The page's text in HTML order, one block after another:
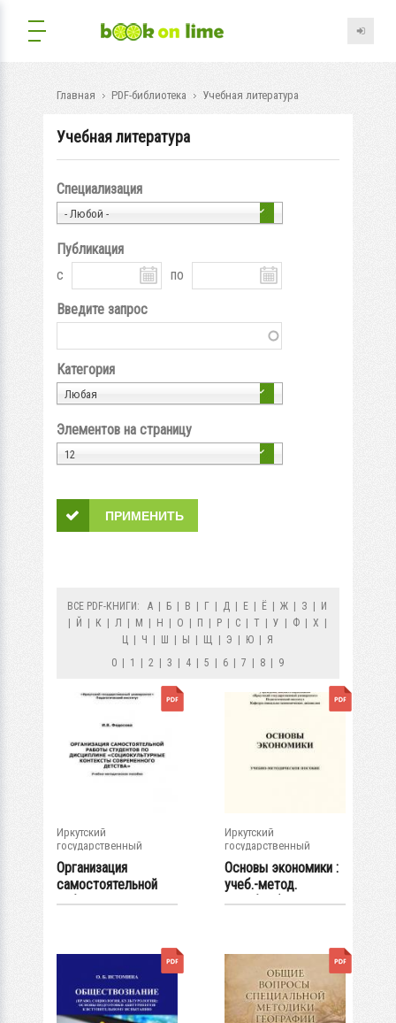
Главная PDF-библиотека Учебная литература
Учебная литература
Специализация
- Любой -
Публикация
с
по
Введите запрос
Категория
Любая
Элементов на страницу
12
ВСЕ PDF-КНИГИ: А Б В Г Д Е Ё Ж З
И
Й К Л М Н О П Р С Т У Ф Х
Ц
Ч Ш Ы Щ Э Ю
Я
0
1 2 3 4 5 6 7 8 9
Иркутский
государственный
университет
Организация
самостоятельной
работы студентов
Иркутский
государственный
университет
Основы экономики :
учеб.-метод.
пособие (2-е изд...